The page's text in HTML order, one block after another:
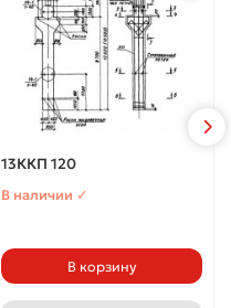
13ККП 120
В наличии ✓
В корзину